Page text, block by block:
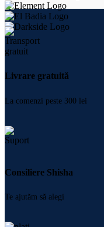
Livrare gratuită
La comenzi peste 300 lei
Consiliere Shisha
Te ajutăm să alegi